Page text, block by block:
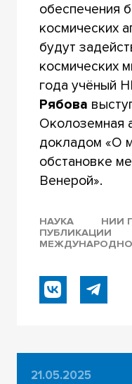
обеспечения
космических
будут
космических
года учёный
Рябова
Околоземная
докладом «О
обстановке
Венерой».
НАУКА
НИИ
ПУБЛИКАЦИИ
21.05.2025